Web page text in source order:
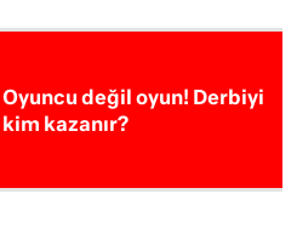
Oyuncu değil oyun! Derbiyi
kim kazanır?